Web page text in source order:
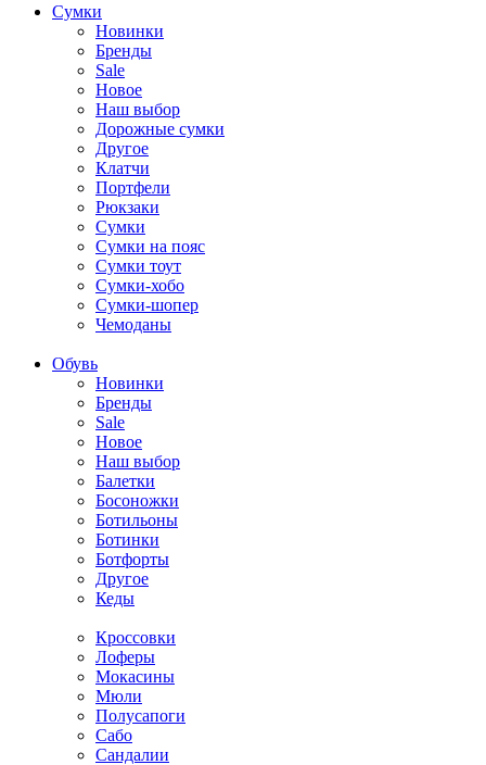
Cумки
Новинки
Бренды
Sale
Новое
Наш выбор
Дорожные сумки
Другое
Клатчи
Портфели
Рюкзаки
Сумки
Сумки на пояс
Сумки тоут
Сумки-хобо
Сумки-шопер
Чемоданы
Обувь
Новинки
Бренды
Sale
Новое
Наш выбор
Балетки
Босоножки
Ботильоны
Ботинки
Ботфорты
Другое
Кеды
Кроссовки
Лоферы
Мокасины
Мюли
Полусапоги
Сабо
Сандалии